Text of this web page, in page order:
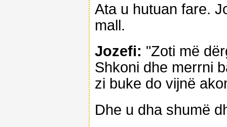
Ata u hutuan fare.
mall.
Jozefi: "Zoti më
Shkoni dhe merrni
zi buke do vijnë
Dhe u dha shumë